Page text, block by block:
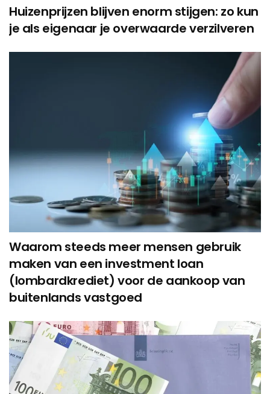
Huizenprijzen blijven enorm stijgen: zo kun
je als eigenaar je overwaarde verzilveren
Waarom steeds meer mensen gebruik
maken van een investment loan
(lombardkrediet) voor de aankoop van
buitenlands vastgoed